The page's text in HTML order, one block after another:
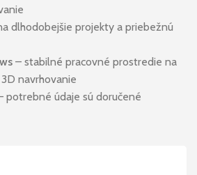
dlhodobejšie projekty a priebežnú
– stabilné pracovné prostredie na
navrhovanie
potrebné údaje sú doručené